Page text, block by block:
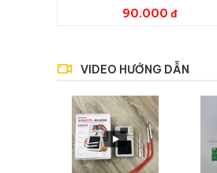
90.000
VIDEO HƯỚNG DẪN